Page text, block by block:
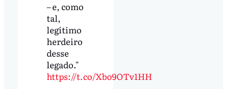
– e, como
tal,
legítimo
herdeiro
desse
legado."
https://t.co/Xbo9OTv1HH